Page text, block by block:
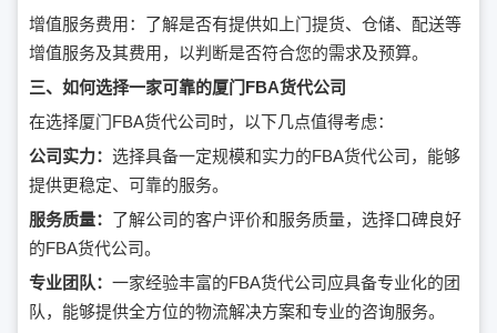
增值服务费用：了解是否有提供如上门提货、仓储、配送等
增值服务及其费用，以判断是否符合您的需求及预算。
三、如何选择一家可靠的厦门FBA货代公司
在选择厦门FBA货代公司时，以下几点值得考虑：
公司实力： 选择具备一定规模和实力的FBA货代公司，能够
提供更稳定、可靠的服务。
服务质量： 了解公司的客户评价和服务质量，选择口碑良好
的FBA货代公司。
专业团队： 一家经验丰富的FBA货代公司应具备专业化的团
队，能够提供全方位的物流解决方案和专业的咨询服务。